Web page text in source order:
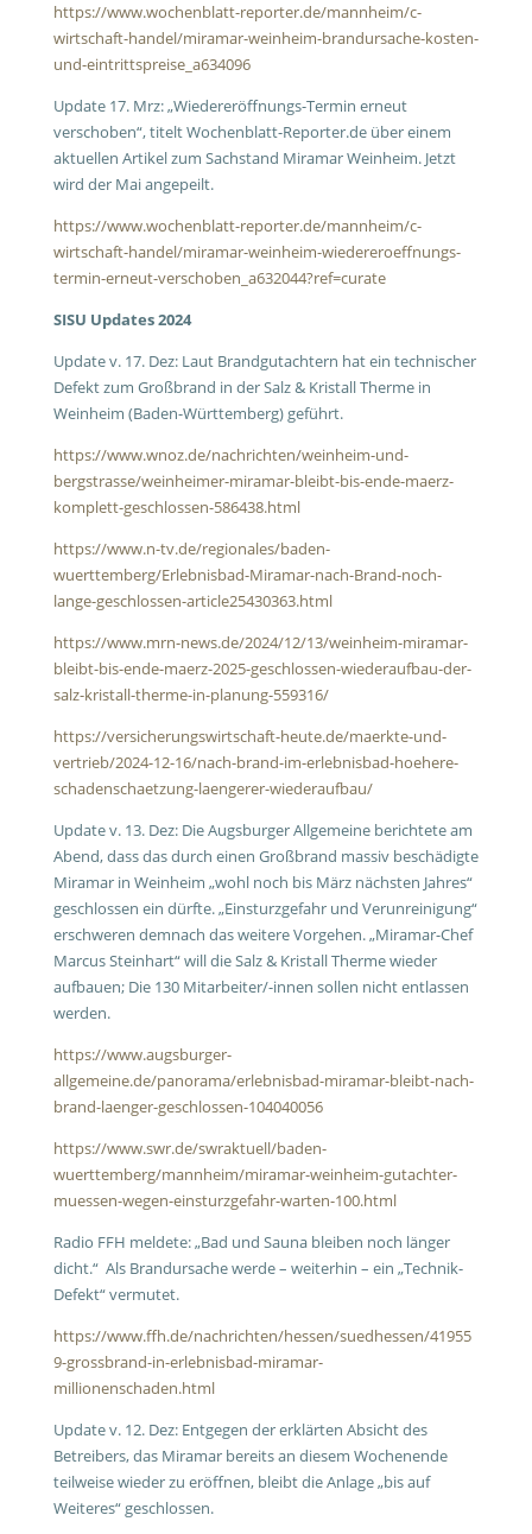
https://www.wochenblatt-reporter.de/mannheim/c-
wirtschaft-handel/miramar-weinheim-brandursache-kosten-
und-eintrittspreise_a634096
Update 17. Mrz: „Wiedereröffnungs-Termin erneut
verschoben“, titelt Wochenblatt-Reporter.de über einem
aktuellen Artikel zum Sachstand Miramar Weinheim. Jetzt
wird der Mai angepeilt.
https://www.wochenblatt-reporter.de/mannheim/c-
wirtschaft-handel/miramar-weinheim-wiedereroeffnungs-
termin-erneut-verschoben_a632044?ref=curate
SISU Updates 2024
Update v. 17. Dez: Laut Brandgutachtern hat ein technischer
Defekt zum Großbrand in der Salz & Kristall Therme in
Weinheim (Baden-Württemberg) geführt.
https://www.wnoz.de/nachrichten/weinheim-und-
bergstrasse/weinheimer-miramar-bleibt-bis-ende-maerz-
komplett-geschlossen-586438.html
https://www.n-tv.de/regionales/baden-
wuerttemberg/Erlebnisbad-Miramar-nach-Brand-noch-
lange-geschlossen-article25430363.html
https://www.mrn-news.de/2024/12/13/weinheim-miramar-
bleibt-bis-ende-maerz-2025-geschlossen-wiederaufbau-der-
salz-kristall-therme-in-planung-559316/
https://versicherungswirtschaft-heute.de/maerkte-und-
vertrieb/2024-12-16/nach-brand-im-erlebnisbad-hoehere-
schadenschaetzung-laengerer-wiederaufbau/
Update v. 13. Dez: Die Augsburger Allgemeine berichtete am
Abend, dass das durch einen Großbrand massiv beschädigte
Miramar in Weinheim „wohl noch bis März nächsten Jahres“
geschlossen ein dürfte. „Einsturzgefahr und Verunreinigung“
erschweren demnach das weitere Vorgehen. „Miramar-Chef
Marcus Steinhart“ will die Salz & Kristall Therme wieder
aufbauen; Die 130 Mitarbeiter/-innen sollen nicht entlassen
werden.
https://www.augsburger-
allgemeine.de/panorama/erlebnisbad-miramar-bleibt-nach-
brand-laenger-geschlossen-104040056
https://www.swr.de/swraktuell/baden-
wuerttemberg/mannheim/miramar-weinheim-gutachter-
muessen-wegen-einsturzgefahr-warten-100.html
Radio FFH meldete: „Bad und Sauna bleiben noch länger
dicht.“ Als Brandursache werde – weiterhin – ein „Technik-
Defekt“ vermutet.
https://www.ffh.de/nachrichten/hessen/suedhessen/41955
9-grossbrand-in-erlebnisbad-miramar-
millionenschaden.html
Update v. 12. Dez: Entgegen der erklärten Absicht des
Betreibers, das Miramar bereits an diesem Wochenende
teilweise wieder zu eröffnen, bleibt die Anlage „bis auf
Weiteres“ geschlossen.